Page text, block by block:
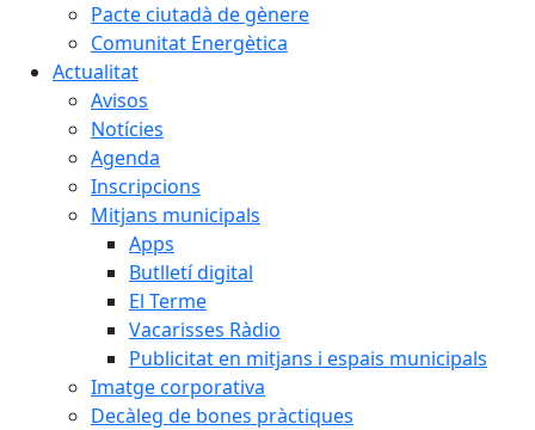
Pacte ciutadà de gènere
Comunitat Energètica
Actualitat
Avisos
Notícies
Agenda
Inscripcions
Mitjans municipals
Apps
Butlletí digital
El Terme
Vacarisses Ràdio
Publicitat en mitjans i espais municipals
Imatge corporativa
Decàleg de bones pràctiques